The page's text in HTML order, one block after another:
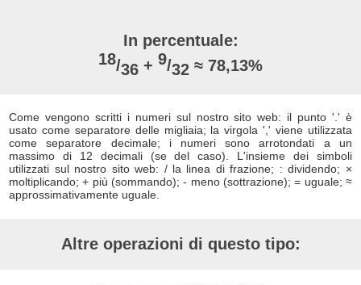
In percentuale:
18/36 + 9/32 ≈ 78,13%
Come vengono scritti i numeri sul nostro sito web: il punto '.' è
usato come separatore delle migliaia; la virgola ',' viene utilizzata
come separatore decimale; i numeri sono arrotondati a un
massimo di 12 decimali (se del caso). L'insieme dei simboli
utilizzati sul nostro sito web: / la linea di frazione; : dividendo; ×
moltiplicando; + più (sommando); - meno (sottrazione); = uguale; ≈
approssimativamente uguale.
Altre operazioni di questo tipo: